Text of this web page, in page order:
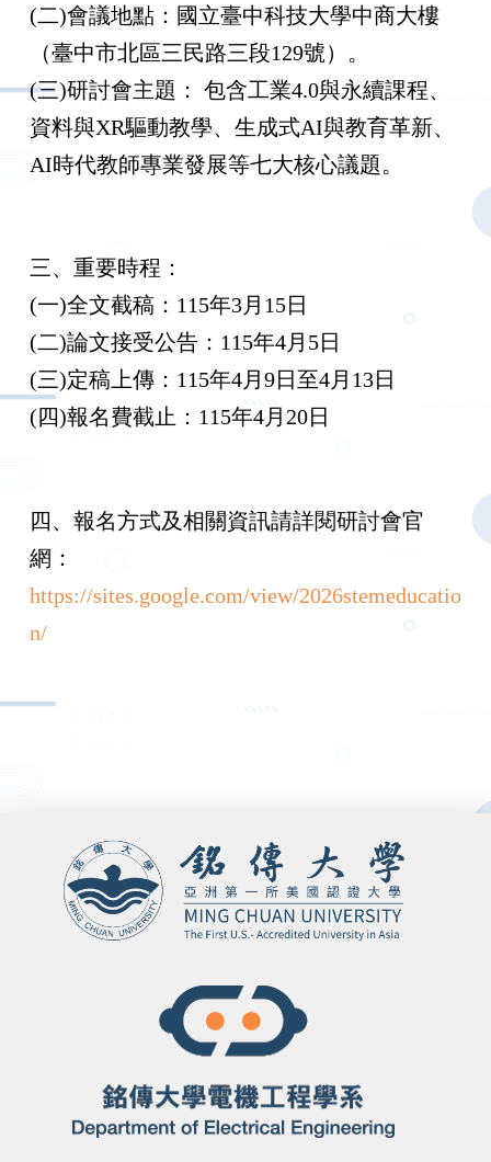
(二)會議地點：國立臺中科技大學中商大樓
（臺中市北區三民路三段129號）。
(三)研討會主題： 包含工業4.0與永續課程、
資料與XR驅動教學、生成式AI與教育革新、
AI時代教師專業發展等七大核心議題。
三、重要時程：
(一)全文截稿：115年3月15日
(二)論文接受公告：115年4月5日
(三)定稿上傳：115年4月9日至4月13日
(四)報名費截止：115年4月20日
四、報名方式及相關資訊請詳閱研討會官
網：
https://sites.google.com/view/2026stemeducatio
n/